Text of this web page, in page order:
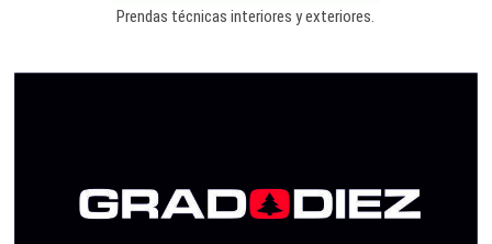
Prendas técnicas interiores y exteriores.